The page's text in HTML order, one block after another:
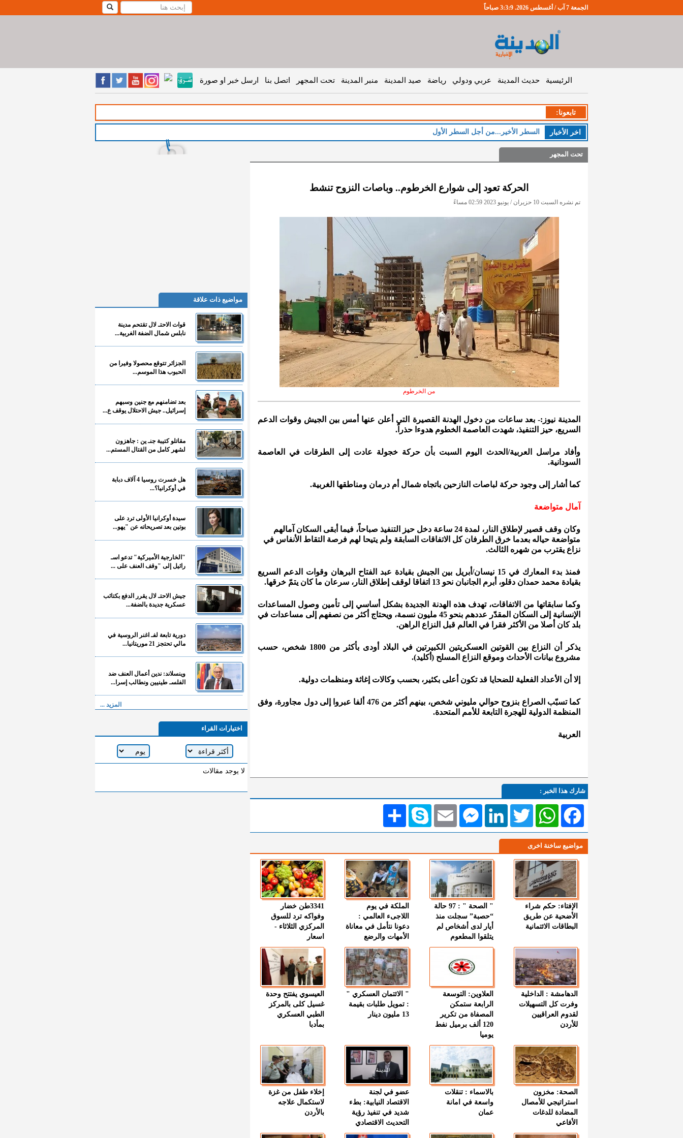
الجمعة 7 آب / أغسطس 2026. 3:3:10 صباحاً
الرئيسية حديث المدينة عربي ودولي رياضة صيد المدينة منبر المدينة تحت المجهر اتصل بنا ارسل خبر او صورة
تابعونا:
اخر اﻷخبار ال
تحت المجهر
الحركة تعود إلى شوارع الخرطوم.. وباصات النزوح تنشط
تم نشره السبت 10 حزيران / يونيو 2023 02:59 مساءً
من الخرطوم
المدينة نيوز:- بعد ساعات من دخول الهدنة القصيرة التي أعلن عنها أمس بين الجيش وقوات الدعم
السريع، حيز التنفيذ، شهدت العاصمة الخطوم هدوءا حذراً.
وأفاد مراسل العربية/الحدث اليوم السبت بأن حركة خجولة عادت إلى الطرقات في العاصمة
السودانية.
كما أشار إلى وجود حركة لباصات النازحين باتجاه شمال أم درمان ومناطقها الغربية.
آمال متواضعة
وكان وقف قصير لإطلاق النار، لمدة 24 ساعة دخل حيز التنفيذ صباحاً، فيما أبقى السكان آمالهم
متواضعة حياله بعدما خرق الطرفان كل الاتفاقات السابقة ولم يتيحا لهم فرصة التقاط الأنفاس في
نزاع يقترب من شهره الثالث.
فمنذ بدء المعارك في 15 نيسان/أبريل بين الجيش بقيادة عبد الفتاح البرهان وقوات الدعم السريع
بقيادة محمد حمدان دقلو، أبرم الجانبان نحو 13 اتفاقا لوقف إطلاق النار، سرعان ما كان يتمّ خرقها.
وكما سابقاتها من الاتفاقات، تهدف هذه الهدنة الجديدة بشكل أساسي إلى تأمين وصول المساعدات
الإنسانية إلى السكان المقدّر عددهم بنحو 45 مليون نسمة، ويحتاج أكثر من نصفهم إلى مساعدات في
بلد كان أصلا من الأكثر فقرا في العالم قبل النزاع الراهن.
يذكر أن النزاع بين القوتين العسكريتين الكبيرتين في البلاد أودى بأكثر من 1800 شخص، حسب
مشروع بيانات الأحداث وموقع النزاع المسلح (أكليد).
إلا أن الأعداد الفعلية للضحايا قد تكون أعلى بكثير، بحسب وكالات إغاثة ومنظمات دولية.
كما تسبّب الصراع بنزوح حوالي مليوني شخص، بينهم أكثر من 476 ألفا عبروا إلى دول مجاورة، وفق
المنظمة الدولية للهجرة التابعة للأمم المتحدة.
العربية
شارك هذا الخبر :
انشر Skype EmailMessengerLinkedIn TwitterWhatsAppFacebook
مواضيع ساخنة اخرى
الإفتاء: حكم شراء
الأضحية عن طريق
البطاقات الائتمانية
" الصحة " : 97 حالة
“حصبة” سجلت منذ
أيار لدى أشخاص لم
يتلقوا المطعوم
الملكة في يوم
اللاجىء العالمي :
دعونا نتأمل في معاناة
الأمهات والرضع
3341طن خضار
وفواكه ترد للسوق
المركزي الثلاثاء -
اسعار
الدهامشة : الداخلية
وفرت كل التسهيلات
لقدوم العراقيين
للأردن
العلاوين: التوسعة
الرابعة ستمكن
المصفاة من تكرير
120 ألف برميل نفط
يوميا
" الائتمان العسكري "
: تمويل طلبات بقيمة
13 مليون دينار
العيسوي يفتتح وحدة
غسيل كلى بالمركز
الطبي العسكري
بمأدبا
الصحة: مخزون
استراتيجي للأمصال
المضادة للدغات
الأفاعي
بالاسماء : تنقلات
واسعة في امانة
عمان
عضو في لجنة
الاقتصاد النيابية: بطء
شديد في تنفيذ رؤية
التحديث الاقتصادي
إخلاء طفل من غزة
لاستكمال علاجه
بالأردن
مواضيع ذات علاقة
قوات الاحتـ لال تقتحم مدينة
نابلس شمال الضفة الغربية...
الجزائر تتوقع محصولا وفيرا من
الحبوب هذا الموسم...
بعد تضامنهم مع جنين وسبهم
إسرائيل.. جيش الاحتلال يوقف ع...
مقاتلو كتيبة جنـ ين : جاهزون
لشهر كامل من القتال المستم...
هل خسرت روسيا 4 آلاف دبابة
في أوكرانيا؟...
سيدة أوكرانيا الأولى ترد على
بوتين بعد تصريحاته عن "يهو...
"الخارجية الأميركية" تدعو اسـ
رائيل إلى "وقف العنف على ...
جيش الاحتـ لال يقرر الدفع بكتائب
عسكرية جديدة بالضفة...
دورية تابعة لفـ اغنر الروسية في
مالي تحتجز 21 موريتانيا...
وينسلاند: ندين أعمال العنف ضد
الفلسـ طينيين ونطالب إسرا...
المزيد ...
اختيارات القراء
لا يوجد مقالات